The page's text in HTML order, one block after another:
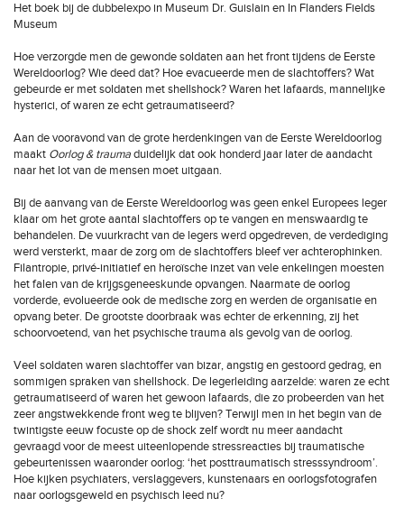
Het boek bij de dubbelexpo in Museum Dr. Guislain en In Flanders Fields
Museum
Hoe verzorgde men de gewonde soldaten aan het front tijdens de Eerste
Wereldoorlog? Wie deed dat? Hoe evacueerde men de slachtoffers? Wat
gebeurde er met soldaten met shellshock? Waren het lafaards, mannelijke
hysterici, of waren ze echt getraumatiseerd?
Aan de vooravond van de grote herdenkingen van de Eerste Wereldoorlog
maakt Oorlog & traumaduidelijk dat ook honderd jaar later de aandacht
naar het lot van de mensen moet uitgaan.
Bij de aanvang van de Eerste Wereldoorlog was geen enkel Europees leger
klaar om het grote aantal slachtoffers op te vangen en menswaardig te
behandelen. De vuurkracht van de legers werd opgedreven, de verdediging
werd versterkt, maar de zorg om de slachtoffers bleef ver achterophinken.
Filantropie, privé-initiatief en heroïsche inzet van vele enkelingen moesten
het falen van de krijgsgeneeskunde opvangen. Naarmate de oorlog
vorderde, evolueerde ook de medische zorg en werden de organisatie en
opvang beter. De grootste doorbraak was echter de erkenning, zij het
schoorvoetend, van het psychische trauma als gevolg van de oorlog.
Veel soldaten waren slachtoffer van bizar, angstig en gestoord gedrag, en
sommigen spraken van shellshock. De legerleiding aarzelde: waren ze echt
getraumatiseerd of waren het gewoon lafaards, die zo probeerden van het
zeer angstwekkende front weg te blijven? Terwijl men in het begin van de
twintigste eeuw focuste op de shock zelf wordt nu meer aandacht
gevraagd voor de meest uiteenlopende stressreacties bij traumatische
gebeurtenissen waaronder oorlog: ‘het posttraumatisch stresssyndroom’.
Hoe kijken psychiaters, verslaggevers, kunstenaars en oorlogsfotografen
naar oorlogsgeweld en psychisch leed nu?